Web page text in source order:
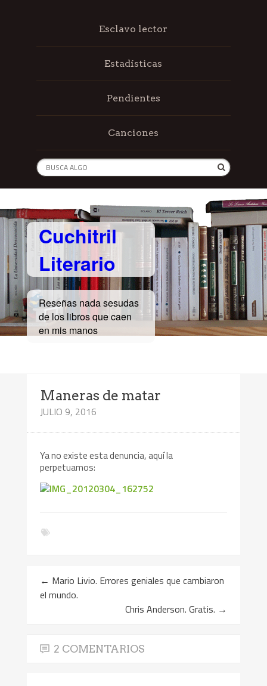
Esclavo lector
Estadísticas
Pendientes
Canciones
Cuchitril
Literario
Reseñas nada sesudas
de los libros que caen
en mis manos
Maneras de matar
JULIO 9, 2016
Ya no existe esta denuncia, aquí la
perpetuamos:
← Mario Livio. Errores geniales que cambiaron
el mundo.
Chris Anderson. Gratis. →
2 COMENTARIOS